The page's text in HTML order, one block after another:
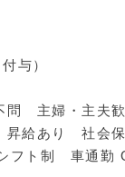
与）
問 主婦・主
給あり 社会保
フト制 車通勤